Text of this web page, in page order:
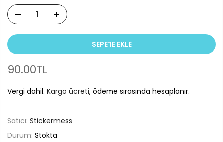
SEPETE EKLE
90.00TL
Vergi dahil. Kargo ücreti, ödeme sırasında hesaplanır.
Satıcı: Stickermess
Durum: Stokta